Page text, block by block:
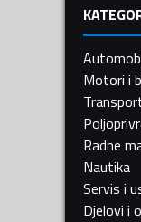
Motori i
Radne
Nautika
Servis i
Djelovi i